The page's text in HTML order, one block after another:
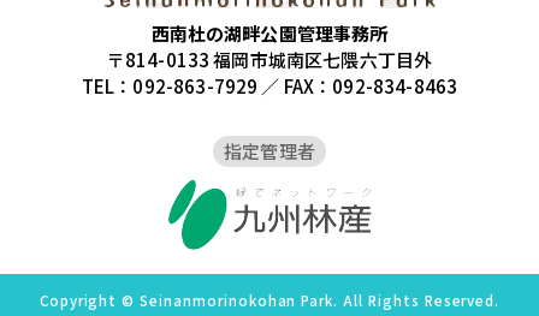
西南杜の湖畔公園管理事務所
〒814-0133 福岡市城南区七隈六丁目外
TEL：092-863-7929 ／ FAX：092-834-8463
指定管理者
Copyright © Seinanmorinokohan Park. All Rights Reserved.